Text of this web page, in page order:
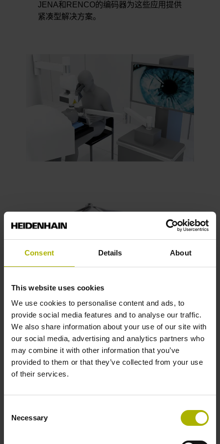
Consent Details About
This website uses cookies
We use cookies to personalise content and ads, to
provide social media features and to analyse our traffic.
We also share information about your use of our site with
our social media, advertising and analytics partners who
may combine it with other information that you’ve
provided to them or that they’ve collected from your use
of their services.
Selection
Necessary
JENA和RENCO的编码器为这些应用提供
紧凑型解决方案。
坚固耐用：HEIDENHAIN旋转编码器
即使在严重辐射环境中，也需要安全和可靠，
HEIDENHAIN旋转编码器，例如ECN 400，是放射治疗应
Previous